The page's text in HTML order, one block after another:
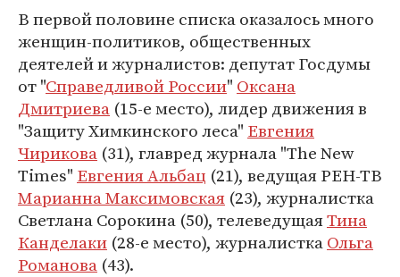
В первой половине списка оказалось много
женщин-политиков, общественных
деятелей и журналистов: депутат Госдумы
от "Справедливой России" Оксана
Дмитриева (15-е место), лидер движения в
"Защиту Химкинского леса" Евгения
Чирикова (31), главред журнала "The New
Times" Евгения Альбац (21), ведущая РЕН-ТВ
Марианна Максимовская (23), журналистка
Светлана Сорокина (50), телеведущаяТина
Канделаки (28-е место), журналисткаОльга
Романова (43).